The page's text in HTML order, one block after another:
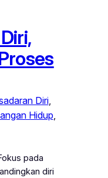
Diri
Hidup
pada
diri